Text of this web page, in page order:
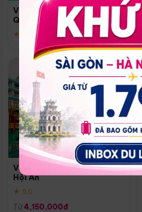
Vinpearl Resort & Spa Phu
Quoc
★ 5.0
Vinpearl Resort & Golf Nam
Hội An
★ 5.0
Từ 4,150,000đ